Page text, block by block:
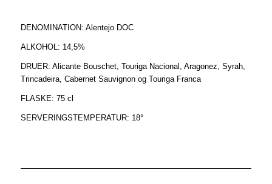
DENOMINATION: Alentejo DOC
ALKOHOL: 14,5%
DRUER: Alicante Bouschet, Touriga Nacional, Aragonez, Syrah,
Trincadeira, Cabernet Sauvignon og Touriga Franca
FLASKE: 75 cl
SERVERINGSTEMPERATUR: 18°